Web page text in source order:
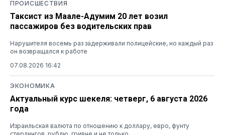
ПРОИСШЕСТВИЯ
Таксист из Маале-Адумим 20 лет возил
пассажиров без водительских прав
Нарушителя восемь раз задерживали полицейские, но каждый раз
он возвращался к работе
07.08.2026 16:42
ЭКОНОМИКА
Актуальный курс шекеля: четверг, 6 августа 2026
года
Израильская валюта по отношению к доллару, евро, фунту